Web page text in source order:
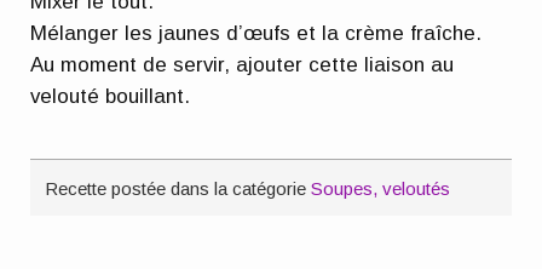
Mélanger les jaunes d’œufs et la crème fraîche.
Au moment de servir, ajouter cette liaison au
velouté bouillant.
Recette postée dans la catégorieSoupes, veloutés